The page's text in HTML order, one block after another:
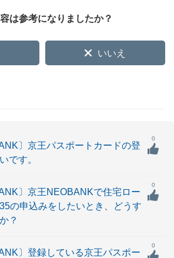
は参考になりましたか？
いいえ
〕京王パスポートカードの登
です。
0
〕京王NEOBANKで住宅ロー
の申込みをしたいとき、どうす
？
0
〕登録している京王パスポー
0